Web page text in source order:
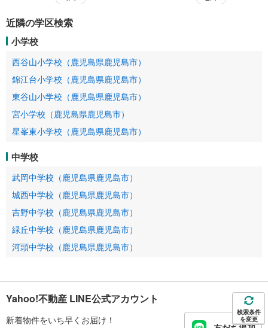
近隣の学区検索
小学校
西谷山小学校（鹿児島県鹿児島市）
錦江台小学校（鹿児島県鹿児島市）
東谷山小学校（鹿児島県鹿児島市）
宮小学校（鹿児島県鹿児島市）
星峯東小学校（鹿児島県鹿児島市）
中学校
武岡中学校（鹿児島県鹿児島市）
城西中学校（鹿児島県鹿児島市）
吉野中学校（鹿児島県鹿児島市）
緑丘中学校（鹿児島県鹿児島市）
河頭中学校（鹿児島県鹿児島市）
検索条件
を変更
Yahoo!不動産 LINE公式アカウント
新着物件をいち早くお届け！